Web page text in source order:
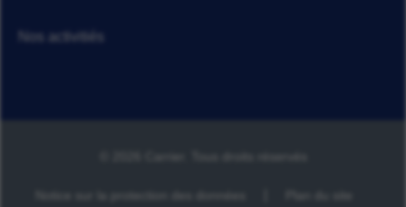
Nos activitiés